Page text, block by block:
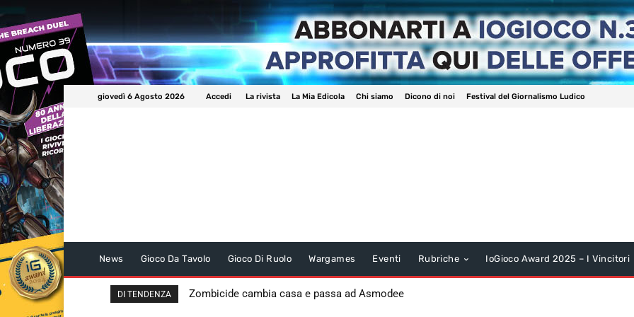
giovedì 6 Agosto 2026 Accedi La rivista La Mia Edicola Chi siamo Dicono di noi Festival del Giornalismo Ludico
News Gioco Da Tavolo Gioco Di Ruolo Wargames Eventi Rubriche IoGioco Award 2025 – I Vincitori
DI TENDENZA Zombicide cambia casa e passa ad Asmodee